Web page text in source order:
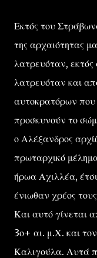
Εκτός του
της αρχαιότητας
λατρευόταν, εκτός
λατρευόταν και
αυτοκρατόρων που
προσκυνούν το
ο Αλέξανδρος
πρωταρχικό
ήρωα Αχιλλέα,
ένιωθαν χρέος
Και αυτό γίνεται
3ο+ αι. μ.Χ. και
Καλιγούλα. Αυτά